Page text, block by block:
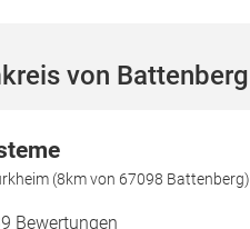
von Battenberg
(8km von 67098 Battenberg)
Bewertungen